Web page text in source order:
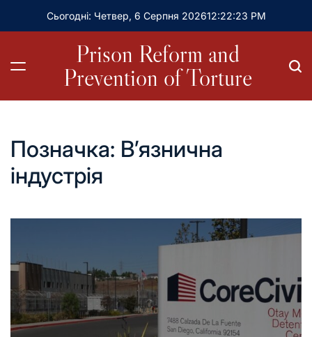
Сьогодні: Четвер, 6 Серпня 202612:22:24 PM
Prison Reform and
Prevention of Torture
Позначка: В’язнична
індустрія